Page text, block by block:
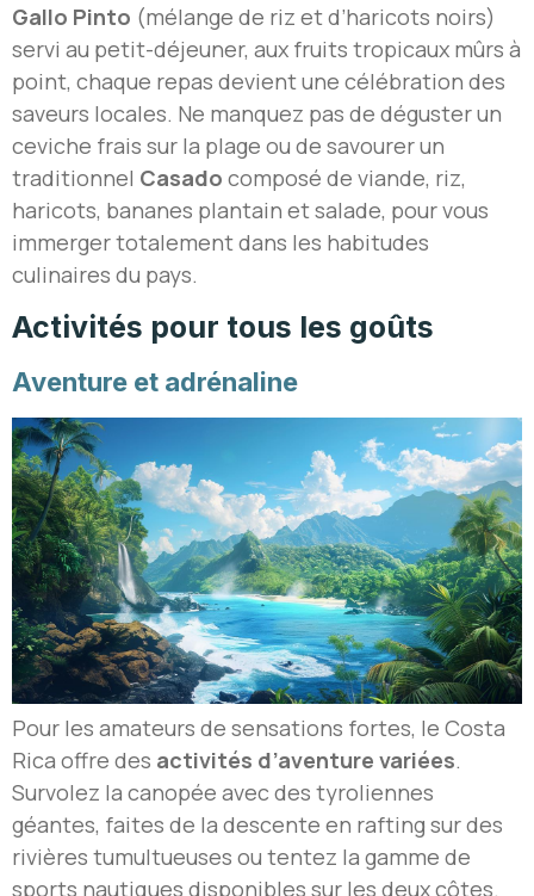
Gallo Pinto (mélange de riz et d’haricots noirs)
servi au petit-déjeuner, aux fruits tropicaux mûrs à
point, chaque repas devient une célébration des
saveurs locales. Ne manquez pas de déguster un
ceviche frais sur la plage ou de savourer un
traditionnel Casado composé de viande, riz,
haricots, bananes plantain et salade, pour vous
immerger totalement dans les habitudes
culinaires du pays.
Activités pour tous les goûts
Aventure et adrénaline
Pour les amateurs de sensations fortes, le Costa
Rica offre des activités d’aventure variées.
Survolez la canopée avec des tyroliennes
géantes, faites de la descente en rafting sur des
rivières tumultueuses ou tentez la gamme de
sports nautiques disponibles sur les deux côtes.